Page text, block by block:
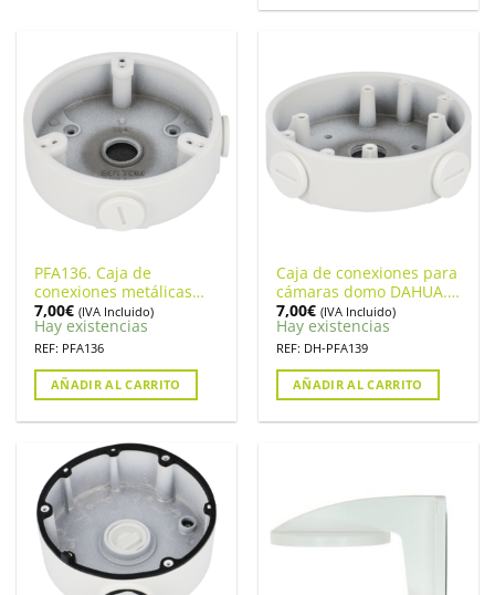
PFA136. Caja de
conexiones metálicas
para cámaras
7,00€ (IVA Incluido)
Hay existencias
REF: PFA136
AÑADIR AL CARRITO
Caja de conexiones para
cámaras domo DAHUA.
PFA139
7,00€ (IVA Incluido)
Hay existencias
REF: DH-PFA139
AÑADIR AL CARRITO